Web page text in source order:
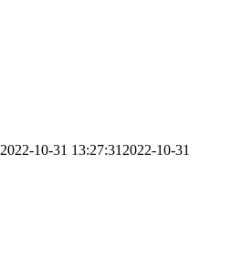
2022-10-31 13:27:31 2022-10-31